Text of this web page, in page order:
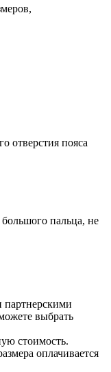
отверстия пояса
пальца, не
партнерскими
выбрать
стоимость.
оплачивается